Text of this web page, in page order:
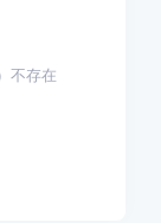
不存在